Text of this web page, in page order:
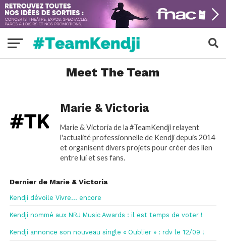
Meet The Team
Marie & Victoria
Marie & Victoria de la #TeamKendji relayent
l'actualité professionnelle de Kendji depuis 2014
et organisent divers projets pour créer des lien
entre lui et ses fans.
Dernier de Marie & Victoria
Kendji dévoile Vivre… encore
Kendji nommé aux NRJ Music Awards : il est temps de voter !
Kendji annonce son nouveau single « Oublier » : rdv le 12/09 !